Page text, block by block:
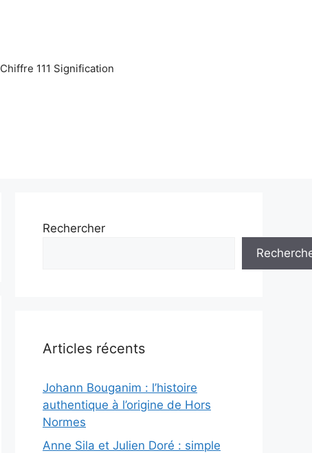
Chiffre 111 Signification
Rechercher
Articles récents
Johann Bouganim : l’histoire
authentique à l’origine de Hors
Normes
Anne Sila et Julien Doré : simple